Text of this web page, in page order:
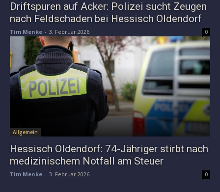
Driftspuren auf Acker: Polizei sucht Zeugen
nach Feldschaden bei Hessisch Oldendorf
Tim Menke - 3. Februar 2026 0
Allgemein
Hessisch Oldendorf: 74-Jähriger stirbt nach
medizinischem Notfall am Steuer
Tim Menke - 3. Februar 2026 0